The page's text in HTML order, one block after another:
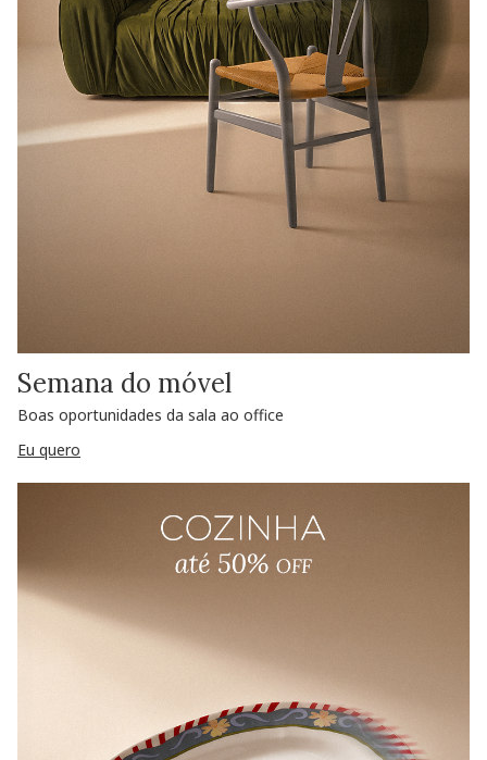
Semana do móvel
Boas oportunidades da sala ao office
Eu quero